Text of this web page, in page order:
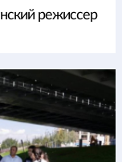
режиссер